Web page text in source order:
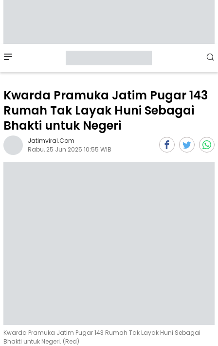
Menu
Kwarda Pramuka Jatim Pugar 143
Rumah Tak Layak Huni Sebagai
Bhakti untuk Negeri
Jatimviral.com
Rabu, 25 Jun 2025 10:55 WIB
Kwarda Pramuka Jatim Pugar 143 Rumah Tak Layak Huni Sebagai
Bhakti untuk Negeri. (Red)